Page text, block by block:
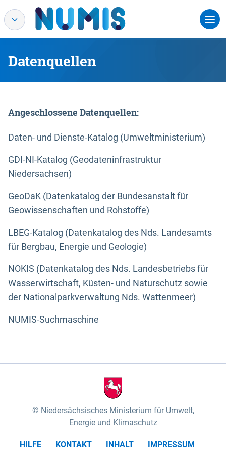
Datenquellen
Angeschlossene Datenquellen:
Daten- und Dienste-Katalog (Umweltministerium)
GDI-NI-Katalog (Geodateninfrastruktur
Niedersachsen)
GeoDaK (Datenkatalog der Bundesanstalt für
Geowissenschaften und Rohstoffe)
LBEG-Katalog (Datenkatalog des Nds. Landesamts
für Bergbau, Energie und Geologie)
NOKIS (Datenkatalog des Nds. Landesbetriebs für
Wasserwirtschaft, Küsten- und Naturschutz sowie
der Nationalparkverwaltung Nds. Wattenmeer)
NUMIS-Suchmaschine
Niedersächsisches Ministerium für Umwelt,
Energie und Klimaschutz
HILFE KONTAKT INHALT
IMPRESSUM